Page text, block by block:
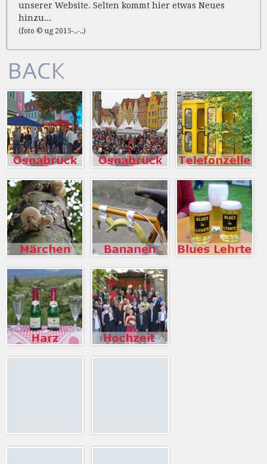
unserer Website. Selten kommt hier etwas Neues
hinzu...
(foto © ug 2015-..-..)